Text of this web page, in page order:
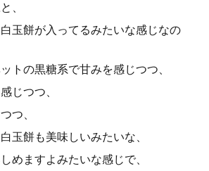
、
玉餅が入ってるみたいな感じなの
トの黒糖系で甘みを感じつつ、
じつつ、
つ、
玉餅も美味しいみたいな、
めますよみたいな感じで、